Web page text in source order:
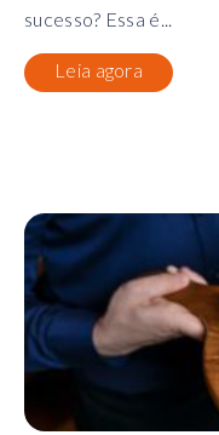
sucesso? Essa é...
Leia agora